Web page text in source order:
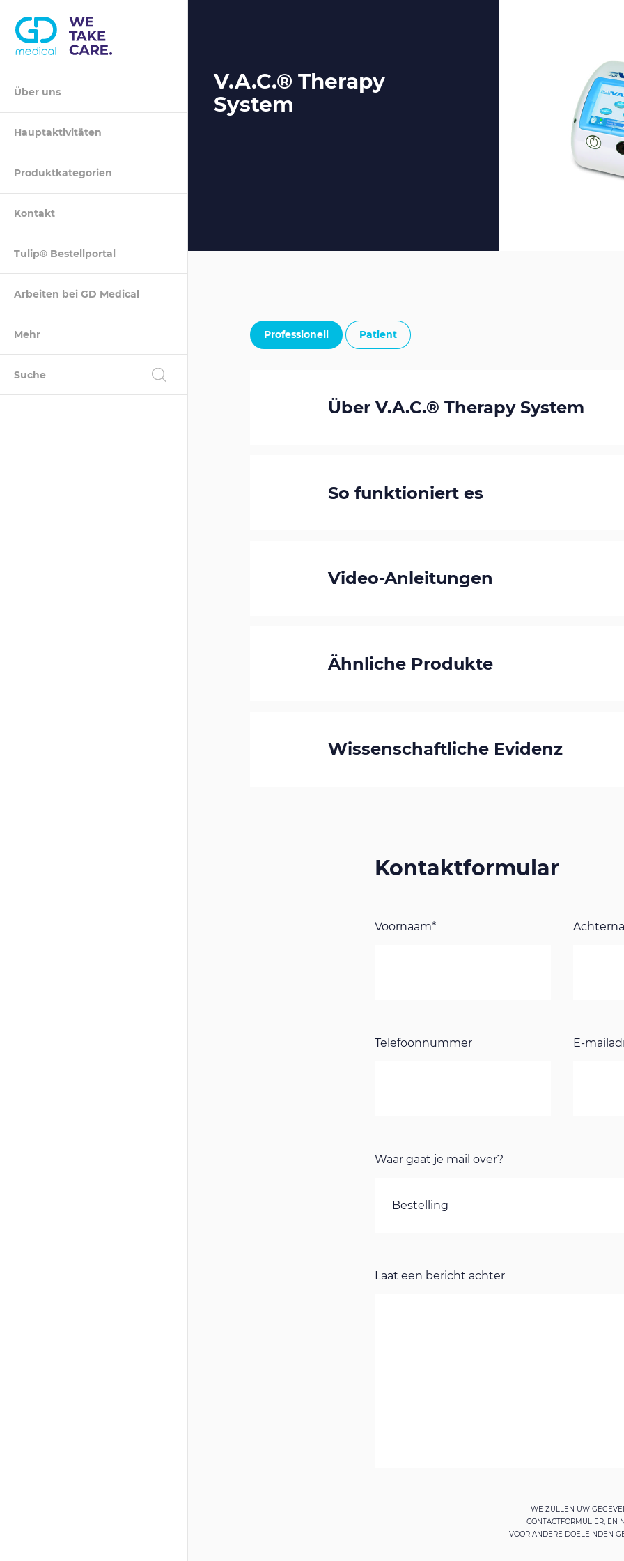
Über uns
Hauptaktivitäten
Produktkategorien
Kontakt
Tulip® Bestellportal
Arbeiten bei GD Medical
Mehr
Suche
Suche
V.A.C.® Therapy
System
Professionell Patient
Über V.A.C.® Therapy System
So funktioniert es
Video-Anleitungen
Ähnliche Produkte
Wissenschaftliche Evidenz
Kontaktformular
Voornaam*
Telefoonnummer E-
Waar gaat je mail over?
Laat een bericht achter
WE ZULLEN UW
CONTACTFORMULIER, EN
VOOR ANDERE DOELEINDEN